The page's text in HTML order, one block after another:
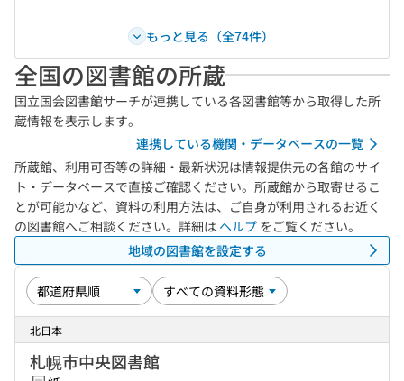
もっと見る（全74件）
全国の図書館の所蔵
国立国会図書館サーチが連携している各図書館等から取得した所
蔵情報を表示します。
連携している機関・データベースの一覧
所蔵館、利用可否等の詳細・最新状況は情報提供元の各館のサイ
ト・データベースで直接ご確認ください。所蔵館から取寄せるこ
とが可能かなど、資料の利用方法は、ご自身が利用されるお近く
の図書館へご相談ください。詳細は ヘルプ をご覧ください。
地域の図書館を設定する
北日本
札幌市中央図書館